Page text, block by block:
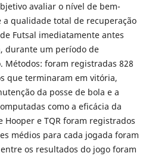
avaliar o nível de bem-
qualidade total de recuperação
Futsal imediatamente antes
durante um período de
Métodos: foram registradas 828
que terminaram em vitória,
da posse de bola e a
como a eficácia da
Hooper e TQR foram registrados
médios para cada jogada foram
os resultados do jogo foram